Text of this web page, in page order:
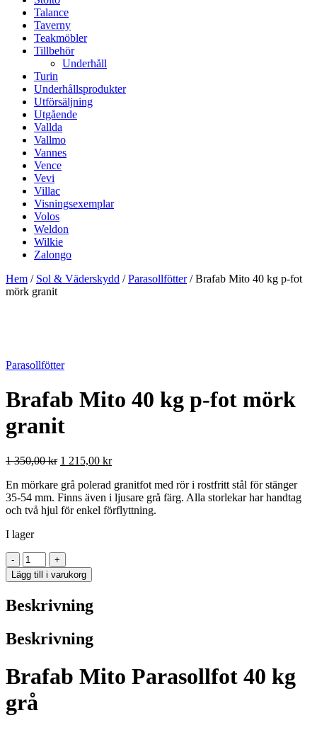
Talance
Taverny
Teakmöbler
Tillbehör
Underhåll
Turin
Underhållsprodukter
Utförsäljning
Utgående
Vallda
Vallmo
Vannes
Vence
Vevi
Villac
Visningsexemplar
Volos
Weldon
Wilkie
Zalongo
Hem / Sol & Väderskydd /Parasollfötter/ Brafab Mito 40 kg p-fot
mörk granit
Parasollfötter
Brafab Mito 40 kg p-fot mörk
granit
1 350,00kr Det
priset
var:
1
1 215,00 krDet
priset
är:
1
En mörkare grå polerad granitfot med rör i rostfritt stål för stänger
35-54 mm. Finns även i ljusare grå färg. Alla storlekar har handtag
och två hjul för enkel förflyttning.
I lager
-
Brafab
Mito
40
p-
mörk
granit
+
Lägg till i varukorg
Beskrivning
Beskrivning
Brafab Mito Parasollfot 40 kg
grå